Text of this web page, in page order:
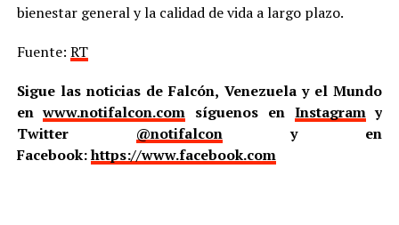
bienestar general y la calidad de vida a largo plazo.
Fuente: RT
Sigue las noticias de Falcón, Venezuela y el Mundo
enwww.notifalcon.com síguenos en Instagramy
Twitter @notifalcony en
Facebook:https://www.facebook.com